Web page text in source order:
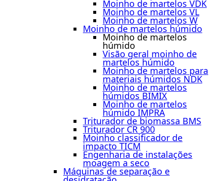
Moinho de martelos VDK
Moinho de martelos VL
Moinho de martelos W
Moinho de martelos húmido
Moinho de martelos
húmido
Visão geral moinho de
martelos húmido
Moinho de martelos para
materiais húmidos NDK
Moinho de martelos
húmidos BIMIX
Moinho de martelos
húmido IMPRA
Triturador de biomassa BMS
Triturador CR 900
Moinho classificador de
impacto TICM
Engenharia de instalações
moagem a seco
Máquinas de separação e